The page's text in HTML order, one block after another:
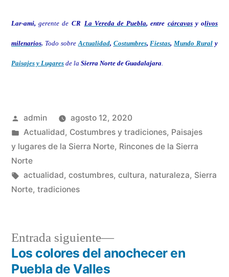
Lar-ami,gerente de CR La Vereda de Puebla, entre cárcavasy olivos
milenarios. Todo sobreActualidad, Costumbres,Fiestas,Mundo Rural y
Paisajes y Lugaresde la Sierra Norte de Guadalajara.
Publicado
por
admin
agosto 12, 2020
Publicado
en
Actualidad, Costumbres y tradiciones, Paisajes
y lugares de la Sierra Norte, Rincones de la Sierra
Norte
Etiquetas:
actualidad, costumbres, cultura, naturaleza, Sierra
Norte, tradiciones
Navegación
Entrada siguiente
Entrada
siguiente:
Los colores del anochecer en
Puebla de Valles